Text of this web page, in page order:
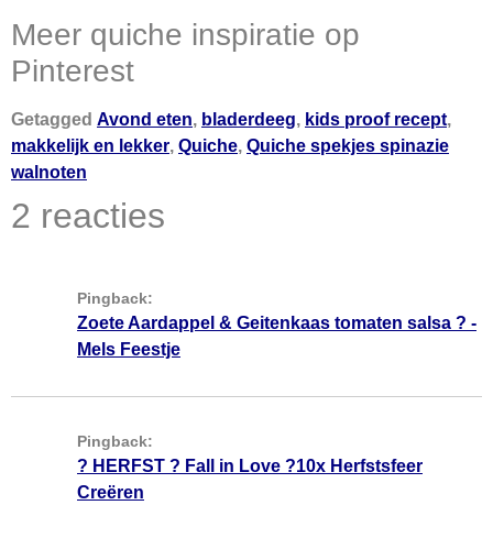
Meer quiche inspiratie op
Pinterest
Getagged Avond eten, bladerdeeg, kids proof recept,
makkelijk en lekker, Quiche, Quiche spekjes spinazie
walnoten
2 reacties
Pingback:
Zoete Aardappel & Geitenkaas tomaten salsa ? -
Mels Feestje
Pingback:
? HERFST ? Fall in Love ?10x Herfstsfeer
Creëren